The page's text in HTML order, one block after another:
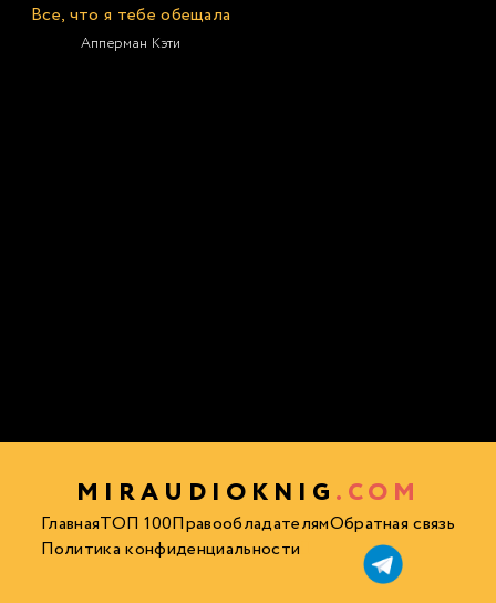
Все, что я тебе обещала
Апперман Кэти
MIRAUDIOKNIG .COM
ГлавнаяТОП 100ПравообладателямОбратная связь
Политика конфиденциальности